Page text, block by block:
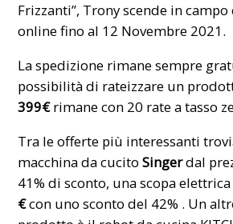
Frizzanti”, Trony scende in
online fino al 12 Novembre 2021.
La spedizione rimane sempre
possibilità di rateizzare un
399€rimane con 20 rate a tasso
Tra le offerte più interessanti
macchina da cucitoSingerdal
41% di sconto, una scopa
€con uno sconto del 42% . Un